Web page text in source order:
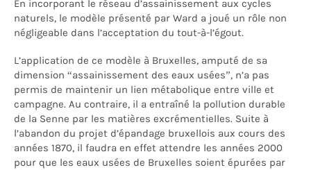
En incorporant le réseau d’assainissement aux cycles
naturels, le modèle présenté par Ward a joué un rôle non
négligeable dans l’acceptation du tout-à-l’égout.
L’application de ce modèle à Bruxelles, amputé de sa
dimension “assainissement des eaux usées”, n’a pas
permis de maintenir un lien métabolique entre ville et
campagne. Au contraire, il a entraîné la pollution durable
de la Senne par les matières excrémentielles. Suite à
l’abandon du projet d’épandage bruxellois aux cours des
années 1870, il faudra en effet attendre les années 2000
pour que les eaux usées de Bruxelles soient épurées par